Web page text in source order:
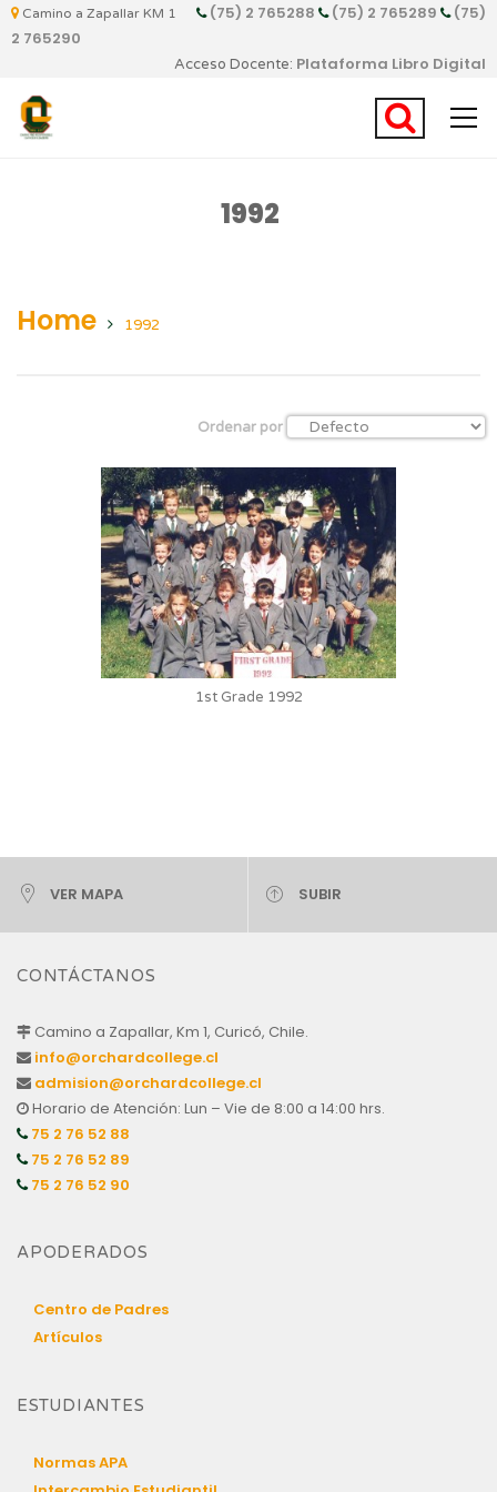
Camino a Zapallar KM 1 (75) 2 765288 (75) 2 765289
(75)
2 765290
Acceso Docente: Plataforma Libro Digital
1992
Home 1992
Ordenar por
1st Grade 1992
VER MAPA SUBIR
CONTÁCTANOS
Camino a Zapallar, Km 1, Curicó, Chile.
info@orchardcollege.cl
admision@orchardcollege.cl
Horario de Atención: Lun – Vie de 8:00 a 14:00 hrs.
75 2 76 52 88
75 2 76 52 89
75 2 76 52 90
APODERADOS
Centro de Padres
Artículos
ESTUDIANTES
Normas APA